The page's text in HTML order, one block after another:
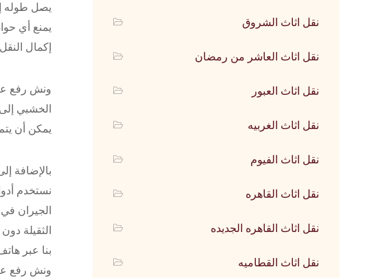
يمنع أي
إكمال
ونش رفع
الخشبي
يمكن أن
بالإضافة
نستخدم
الجيران في
الثقيلة
بنا عبر هاتف: 01288583858 أو
ونش رفع
نقل اثاث الشروق
نقل اثاث العاشر من رمضان
نقل اثاث العبور
نقل اثاث الغربيه
نقل اثاث الفيوم
نقل اثاث القاهره
نقل اثاث القاهره الجديده
نقل اثاث القطاميه